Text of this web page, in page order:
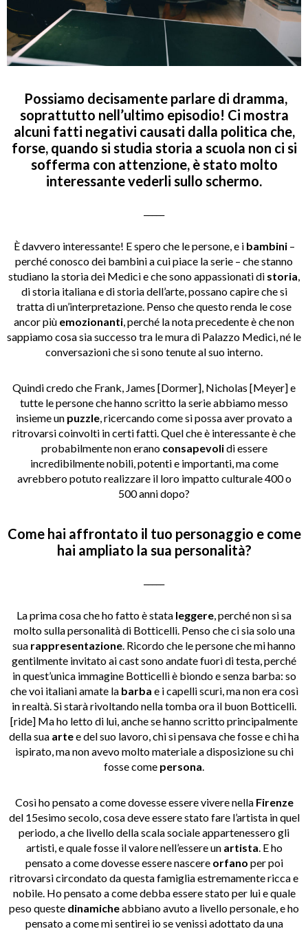
Possiamo decisamente parlare di dramma,
soprattutto nell’ultimo episodio! Ci mostra
alcuni fatti negativi causati dalla politica che,
forse, quando si studia storia a scuola non ci si
sofferma con attenzione, è stato molto
interessante vederli sullo schermo.
È davvero interessante! E spero che le persone, e i bambini–
perché conosco dei bambini a cui piace la serie – che stanno
studiano la storia dei Medici e che sono appassionati di storia
di storia italiana e di storia dell’arte, possano capire che si
tratta di un’interpretazione. Penso che questo renda le cose
ancor più emozionanti , perché la nota precedente è che non
sappiamo cosa sia successo tra le mura di Palazzo Medici, né le
conversazioni che si sono tenute al suo interno.
Quindi credo che Frank, James [Dormer], Nicholas [Meyer] e
tutte le persone che hanno scritto la serie abbiamo messo
insieme un puzzle , ricercando come si possa aver provato a
ritrovarsi coinvolti in certi fatti. Quel che è interessante è che
probabilmente non erano consapevolidi essere
incredibilmente nobili, potenti e importanti, ma come
avrebbero potuto realizzare il loro impatto culturale 400 o
500 anni dopo?
Come hai affrontato il tuo personaggio e come
hai ampliato la sua personalità?
La prima cosa che ho fatto è stata leggere , perché non si sa
molto sulla personalità di Botticelli. Penso che ci sia solo una
sua rappresentazione . Ricordo che le persone che mi hanno
gentilmente invitato ai cast sono andate fuori di testa, perché
in quest’unica immagine Botticelli è biondo e senza barba: so
che voi italiani amate la barba e i capelli scuri, ma non era così
in realtà. Si starà rivoltando nella tomba ora il buon Botticelli.
[ride] Ma ho letto di lui, anche se hanno scritto principalmente
della sua artee del suo lavoro, chi si pensava che fosse e chi ha
ispirato, ma non avevo molto materiale a disposizione su chi
fosse come persona
Così ho pensato a come dovesse essere vivere nella Firenze
del 15esimo secolo, cosa deve essere stato fare l’artista in quel
periodo, a che livello della scala sociale appartenessero gli
artisti, e quale fosse il valore nell’essere un artista . E ho
pensato a come dovesse essere nascere orfano per poi
ritrovarsi circondato da questa famiglia estremamente ricca e
nobile. Ho pensato a come debba essere stato per lui e quale
peso queste dinamicheabbiano avuto a livello personale, e ho
pensato a come mi sentirei io se venissi adottato da una